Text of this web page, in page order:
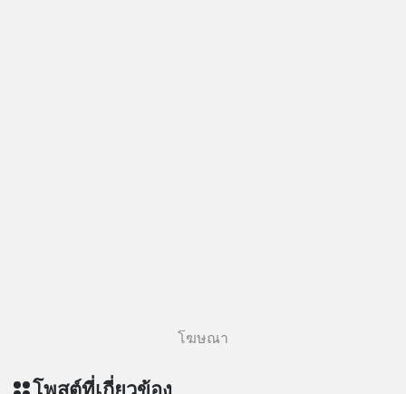
โฆษณา
โพสต์ที่เกี่ยวข้อง